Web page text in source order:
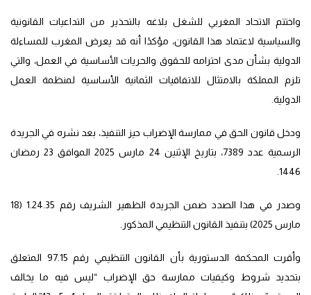
واختتم الاتحاد المغربي للشغل بلاغه بالتحذير من التداعيات القانونية
والسياسية لاعتماد هذا القانون، مؤكدًا أنه قد يعرض المغرب للمساءلة
الدولية بشأن مدى احترامه للحقوق والحريات الأساسية في العمل، والتي
تلزم المملكة بالامتثال للاتفاقيات الثمانية الأساسية لمنظمة العمل
الدولية.
ودخل قانون الحق في ممارسة الإضراب حيز التنفيذ، بعد نشره في الجريدة
الرسمية عدد 7389، بتاريخ الإثنين 24 مارس 2025 الموافق 23 رمضان
1446.
وصدر في هذا الصدد ضمن الجريدة الظهير الشريف رقم 1.24.35 (18
مارس 2025) بتنفيذ القانون التنظيمي المذكور.
وأقرت المحكمة الدستورية بأن القانون التنظيمي رقم 97.15 المتعلق
بتحديد شروط وكيفيات ممارسة حق الإضراب “ليس فيه ما يخالف